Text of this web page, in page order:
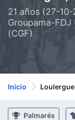
21 años (27-
Groupama-FDJ
(CGF)
Inicio
Palmarés